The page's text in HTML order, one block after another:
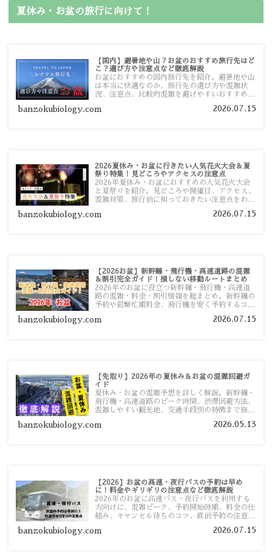
夏休み・お盆の旅行に向けて！
【国内】避暑地や山？お盆のおすすめ旅行先はど
こ？選び方や注意点など徹底解説
お盆におすすめの国内旅行先を紹介。避暑地や山
は本当に快適なのか、旅行先の選び方や混雑状
況、注意点、比較的混雑を避けやすいおすすめス
す。
banzokubiology.com 2026.07.15
2026夏休み・お盆に行きたい人気花火大会＆夏
祭り特集！見どころやアクセスの注意点
2026年夏休み・お盆におすすめの人気花火大会
と夏祭りを紹介。見どころや開催日、アクセス、
混雑対策、旅行前に知っておきたい注意点をわか
banzokubiology.com 2026.07.15
【2026お盆】新幹線・飛行機・高速道路の混雑
＆割引完全ガイド！損しない移動ルートまとめ
2026年のお盆に役立つ新幹線・飛行機・高速道
路の混雑・料金・割引情報を総まとめ。新幹線の
予約や最繁忙期料金、飛行機を安く予約するコ
い移動方法を分かりやすく解説します。
banzokubiology.com 2026.07.15
【先取り】2026年の夏休み＆お盆の混雑回避ガ
イド
夏休み・お盆の混雑予想を詳しく解説。新幹線・
飛行機・高速道路のピーク時間、渋滞回避方法、
混雑しやすい観光地、交通手段別の特徴まで旅行
banzokubiology.com 2026.05.13
【2026】お盆の高速・夜行バスの予約は早め
に！料金やギリギリの注意点など徹底解説
2026年のお盆に高速バス・夜行バスを利用する
方向けに、混雑ピーク、予約開始時期、料金の仕
組み、キャンセル待ちのコツ、直前予約の注意点
banzokubiology.com 2026.07.15